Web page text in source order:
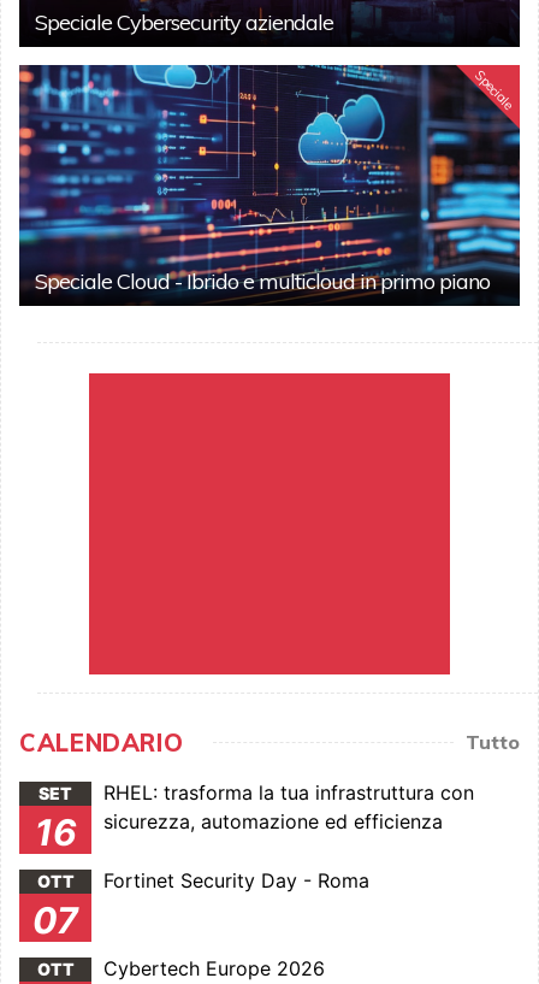
Speciale Cybersecurity aziendale
Speciale
Speciale Cloud - Ibrido e multicloud in primo piano
CALENDARIO Tutto
SET
16
RHEL: trasforma la tua infrastruttura con
sicurezza, automazione ed efficienza
OTT
07
Fortinet Security Day - Roma
OTT Cybertech Europe 2026